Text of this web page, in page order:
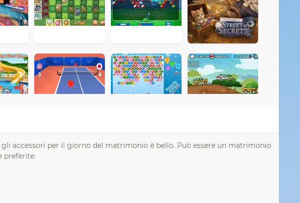
accessori per il giorno del matrimonio è bello. Può essere un matrimonio
preferite.